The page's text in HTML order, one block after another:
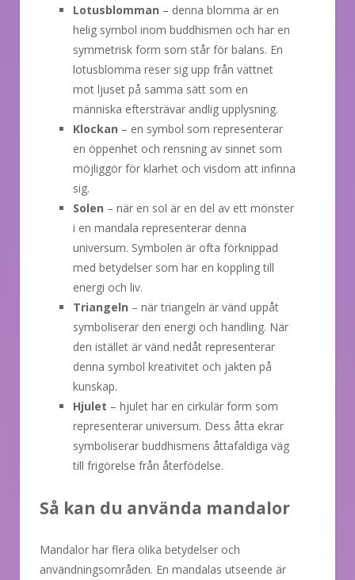
Lotusblomman – denna blomma är en
helig symbol inom buddhismen och har en
symmetrisk form som står för balans. En
lotusblomma reser sig upp från vattnet
mot ljuset på samma sätt som en
människa eftersträvar andlig upplysning.
Klockan – en symbol som representerar
en öppenhet och rensning av sinnet som
möjliggör för klarhet och visdom att infinna
sig.
Solen – när en sol är en del av ett mönster
i en mandala representerar denna
universum. Symbolen är ofta förknippad
med betydelser som har en koppling till
energi och liv.
Triangeln – när triangeln är vänd uppåt
symboliserar den energi och handling. När
den istället är vänd nedåt representerar
denna symbol kreativitet och jakten på
kunskap.
Hjulet – hjulet har en cirkulär form som
representerar universum. Dess åtta ekrar
symboliserar buddhismens åttafaldiga väg
till frigörelse från återfödelse.
Så kan du använda mandalor
Mandalor har flera olika betydelser och
användningsområden. En mandalas utseende är